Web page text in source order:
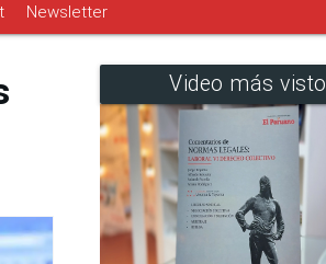
Newsletter
Video más visto